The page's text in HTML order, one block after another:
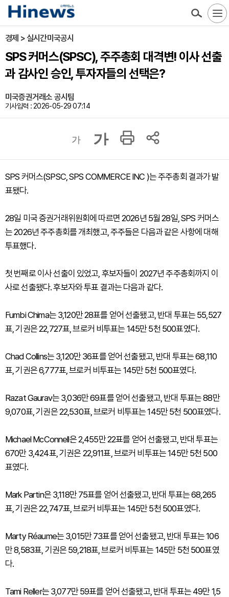
경제 > 실시간미국공시
SPS 커머스(SPSC), 주주총회 대격변! 이사 선출
과 감사인 승인, 투자자들의 선택은?
미국증권거래소 공시팀
기사입력 : 2026-05-29 07:14
가 가
SPS 커머스(SPSC, SPS COMMERCE INC )는 주주총회 결과가 발
표됐다.
28일 미국 증권거래위원회에 따르면 2026년 5월 28일, SPS 커머스
는 2026년 주주총회를 개최했고, 주주들은 다음과 같은 사항에 대해
투표했다.
첫 번째로 이사 선출이 있었고, 후보자들이 2027년 주주총회까지 이
사로 선출됐다. 후보자와 투표 결과는 다음과 같다.
Fumbi Chima는 3,120만 28표를 얻어 선출됐고, 반대 투표는 55,527
표, 기권은 22,727표, 브로커 비투표는 145만 5천 500표였다.
Chad Collins는 3,120만 36표를 얻어 선출됐고, 반대 투표는 68,110
표, 기권은 6,777표, 브로커 비투표는 145만 5천 500표였다.
Razat Gaurav는 3,036만 69표를 얻어 선출됐고, 반대 투표는 88만
9,070표, 기권은 22,530표, 브로커 비투표는 145만 5천 500표였다.
Michael McConnell은 2,455만 22표를 얻어 선출됐고, 반대 투표는
670만 3,424표, 기권은 22,911표, 브로커 비투표는 145만 5천 500
표였다.
Mark Partin은 3,118만 75표를 얻어 선출됐고, 반대 투표는 68,265
표, 기권은 22,747표, 브로커 비투표는 145만 5천 500표였다.
Marty Réaume는 3,015만 73표를 얻어 선출됐고, 반대 투표는 106
만 8,583표, 기권은 59,218표, 브로커 비투표는 145만 5천 500표였
다.
Tami Reller는 3,077만 59표를 얻어 선출됐고, 반대 투표는 49만 1,5